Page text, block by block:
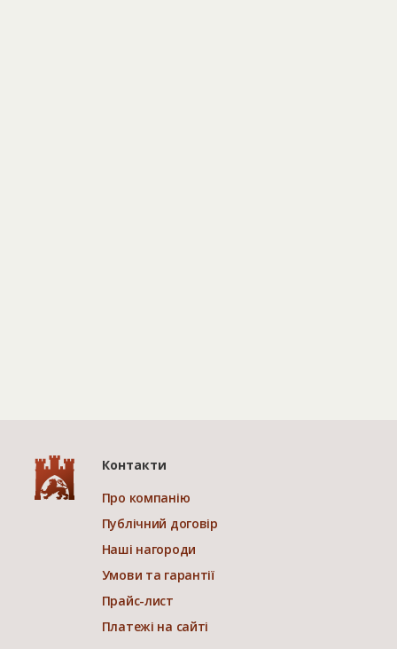
Контакти
Про компанію
Публічний договір
Наші нагороди
Умови та гарантії
Прайс-лист
Платежі на сайті